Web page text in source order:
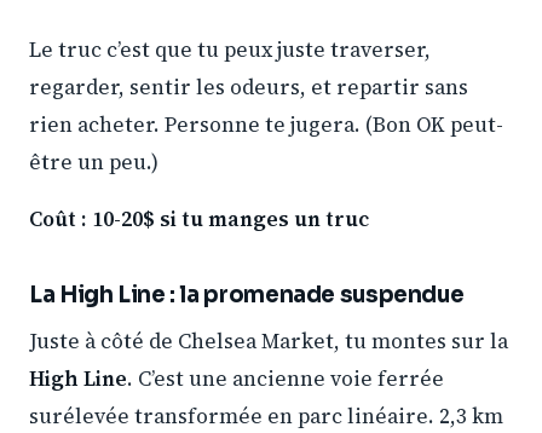
Le truc c’est que tu peux juste traverser,
regarder, sentir les odeurs, et repartir sans
rien acheter. Personne te jugera. (Bon OK peut-
être un peu.)
Coût : 10-20$ si tu manges un truc
La High Line : la promenade suspendue
Juste à côté de Chelsea Market, tu montes sur la
High Line. C’est une ancienne voie ferrée
surélevée transformée en parc linéaire. 2,3 km